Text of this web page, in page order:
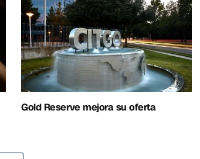
Gold Reserve mejora su oferta